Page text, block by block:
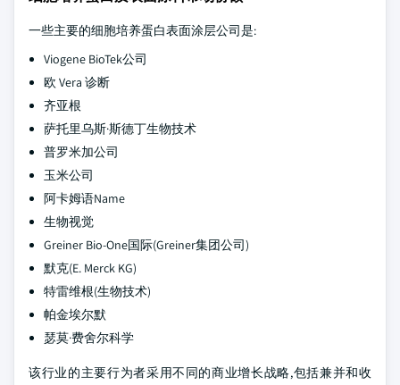
一些主要的细胞培养蛋白表面涂层公司是:
Viogene BioTek公司
欧 Vera 诊断
齐亚根
萨托里乌斯·斯德丁生物技术
普罗米加公司
玉米公司
阿卡姆语Name
生物视觉
Greiner Bio-One国际(Greiner集团公司)
默克(E. Merck KG)
特雷维根(生物技术)
帕金埃尔默
瑟莫·费舍尔科学
该行业的主要行为者采用不同的商业增长战略,包括兼并和收